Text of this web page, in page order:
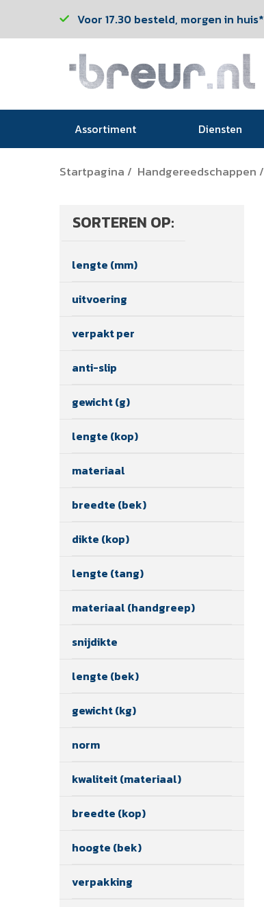
Voor 17.30 besteld, morgen in huis*
Assortiment Diensten
Startpagina / Handgereedschappen /
SORTEREN OP:
lengte (mm)
uitvoering
verpakt per
anti-slip
gewicht (g)
lengte (kop)
materiaal
breedte (bek)
dikte (kop)
lengte (tang)
materiaal (handgreep)
snijdikte
lengte (bek)
gewicht (kg)
norm
kwaliteit (materiaal)
breedte (kop)
hoogte (bek)
verpakking